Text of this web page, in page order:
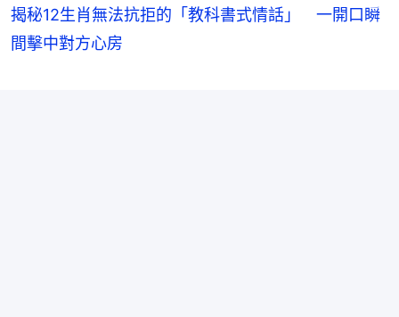
揭秘12生肖無法抗拒的「教科書式情話」 一開口瞬
間擊中對方心房